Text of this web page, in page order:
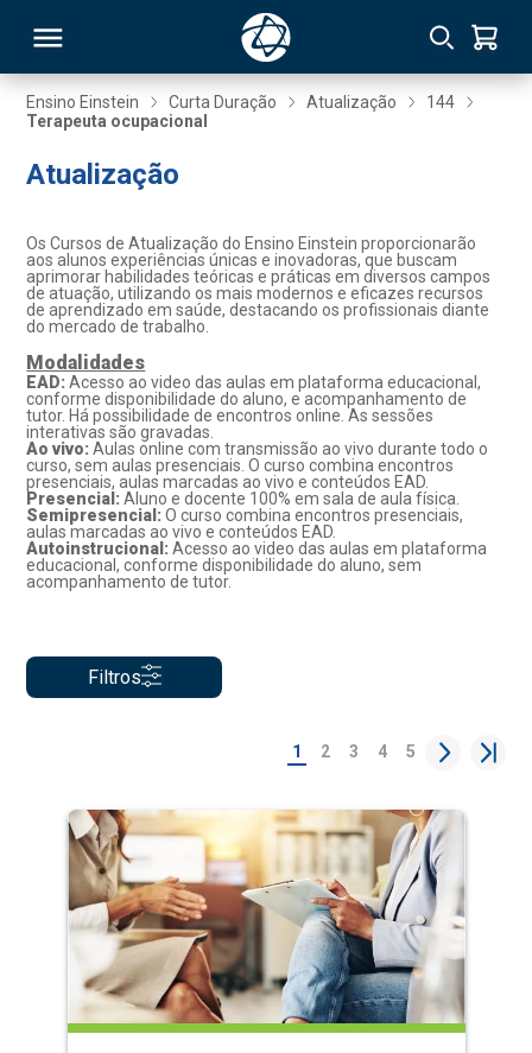
Ensino Einstein Curta Duração Atualização
144
Terapeuta ocupacional
Atualização
Os Cursos de Atualização do Ensino Einstein proporcionarão
aos alunos experiências únicas e inovadoras, que buscam
aprimorar habilidades teóricas e práticas em diversos campos
de atuação, utilizando os mais modernos e eficazes recursos
de aprendizado em saúde, destacando os profissionais diante
do mercado de trabalho.
Modalidades
EAD:Acesso ao video das aulas em plataforma educacional,
conforme disponibilidade do aluno, e acompanhamento de
tutor. Há possibilidade de encontros online. As sessões
interativas são gravadas.
Ao vivo: Aulas online com transmissão ao vivo durante todo o
curso, sem aulas presenciais. O curso combina encontros
presenciais, aulas marcadas ao vivo e conteúdos EAD.
Presencial:Aluno e docente 100% em sala de aula física.
Semipresencial:O curso combina encontros presenciais,
aulas marcadas ao vivo e conteúdos EAD.
Autoinstrucional:Acesso ao video das aulas em plataforma
educacional, conforme disponibilidade do aluno, sem
acompanhamento de tutor.
Filtros
1 2 3 4 5